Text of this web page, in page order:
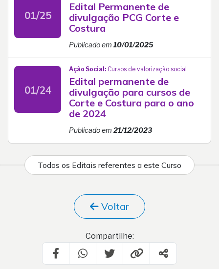
01/25
Edital Permanente de
divulgação PCG Corte e
Costura
Publicado em 10/01/2025
01/24
Ação Social: Cursos de valorização social
Edital permanente de
divulgação para cursos de
Corte e Costura para o ano
de 2024
Publicado em 21/12/2023
Todos os Editais referentes a este Curso
Voltar
Compartilhe: